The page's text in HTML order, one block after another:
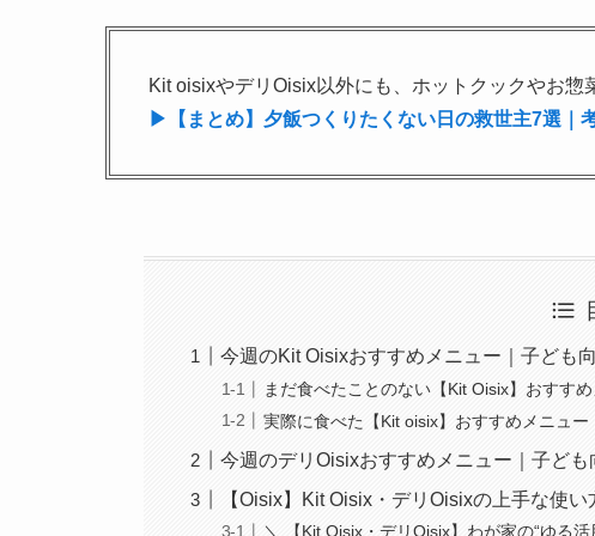
Kit oisixやデリOisix以外にも、ホットクックやお惣
▶【まとめ】夕飯つくりたくない日の救世主7選｜
今週のKit Oisixおすすめメニュー｜子ども
まだ食べたことのない【Kit Oisix】おすす
実際に食べた【Kit oisix】おすすめメニュー
今週のデリOisixおすすめメニュー｜子ども
【Oisix】Kit Oisix・デリOisixの上手な使い
＼ 【Kit Oisix・デリOisix】わが家の“ゆる活